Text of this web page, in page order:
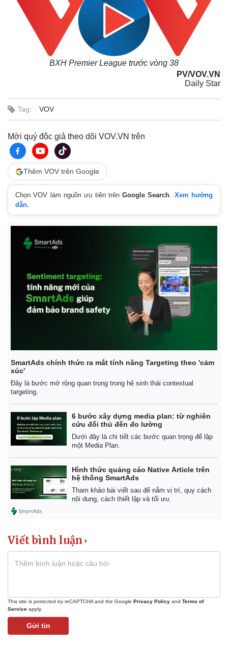
Pháp luật
Tin nóng
Tư vấn luật
Quân sự - Quốc phòng
Phân tích
BXH Premier League trước vòng 38
PV/VOV.VN
Daily Star
Tag: VOV
Mời quý độc giả theo dõi VOV.VN trên
Thêm VOV trên Google
Chọn VOV làm nguồn ưu tiên trênGoogle Search. Xem hướng
dẫn.
SmartAds chính thức ra mắt tính năng Targeting theo 'cảm
xúc'
Đây là bước mở rộng quan trọng trong hệ sinh thái contextual
targeting.
6 bước xây dựng media plan: từ nghiên
cứu đối thủ đến đo lường
Dưới đây là chi tiết các bước quan trọng để lập
một Media Plan.
Hình thức quảng cáo Native Article trên
hệ thống SmartAds
Tham khảo bài viết sau để nắm vị trí, quy cách
nội dung, cách thiết lập và tối ưu.
Viết bình luận
This site is protected by reCAPTCHA and the Google Privacy Policy and Terms of
Service apply.
Gửi tin